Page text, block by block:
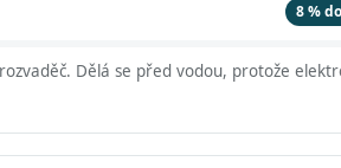
8 %
Dělá se před vodou, protože